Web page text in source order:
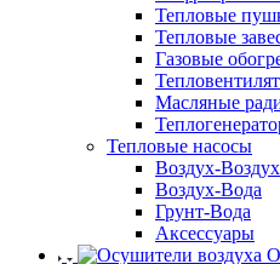
Тепловые
Тепловые
Газовые
Масляные
Тепловые насосы
Воздух-Воздух
Воздух-Вода
Грунт-Вода
Аксессуары